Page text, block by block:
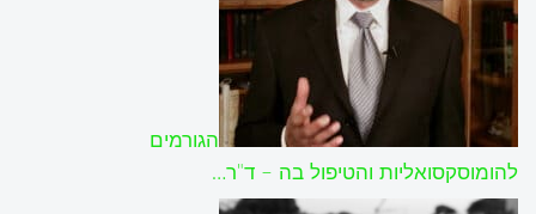
הגורמים
להומוסקסואליות והטיפול בה – ד"ר…